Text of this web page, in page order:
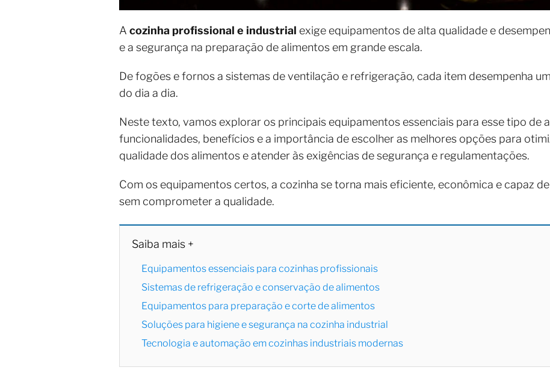
A cozinha profissional e industrial exige equipamentos de alta qualidade e
e a segurança na preparação de alimentos em grande escala.
De fogões e fornos a sistemas de ventilação e refrigeração, cada item desempenha
do dia a dia.
Neste texto, vamos explorar os principais equipamentos essenciais para esse tipo de
funcionalidades, benefícios e a importância de escolher as melhores opções para
qualidade dos alimentos e atender às exigências de segurança e regulamentações.
Com os equipamentos certos, a cozinha se torna mais eficiente, econômica e capaz
sem comprometer a qualidade.
Saiba mais +
Equipamentos essenciais para cozinhas profissionais
Sistemas de refrigeração e conservação de alimentos
Equipamentos para preparação e corte de alimentos
Soluções para higiene e segurança na cozinha industrial
Tecnologia e automação em cozinhas industriais modernas